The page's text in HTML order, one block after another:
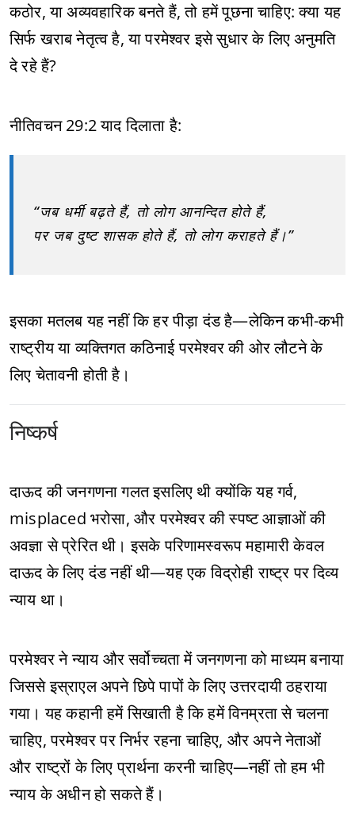
कठोर, या अव्यवहारिक बनते हैं, तो हमें पूछना चाहिए: क्या यह
सिर्फ खराब नेतृत्व है, या परमेश्वर इसे सुधार के लिए अनुमति
दे रहे हैं?
नीतिवचन 29:2 याद दिलाता है:
“जब धर्मी बढ़ते हैं, तो लोग आनन्दित होते हैं,
पर जब दुष्ट शासक होते हैं, तो लोग कराहते हैं।”
इसका मतलब यह नहीं कि हर पीड़ा दंड है—लेकिन कभी-कभी
राष्ट्रीय या व्यक्तिगत कठिनाई परमेश्वर की ओर लौटने के
लिए चेतावनी होती है।
निष्कर्ष
दाऊद की जनगणना गलत इसलिए थी क्योंकि यह गर्व,
misplaced भरोसा, और परमेश्वर की स्पष्ट आज्ञाओं की
अवज्ञा से प्रेरित थी। इसके परिणामस्वरूप महामारी केवल
दाऊद के लिए दंड नहीं थी—यह एक विद्रोही राष्ट्र पर दिव्य
न्याय था।
परमेश्वर ने न्याय और सर्वोच्चता में जनगणना को माध्यम बनाया
जिससे इस्राएल अपने छिपे पापों के लिए उत्तरदायी ठहराया
गया। यह कहानी हमें सिखाती है कि हमें विनम्रता से चलना
चाहिए, परमेश्वर पर निर्भर रहना चाहिए, और अपने नेताओं
और राष्ट्रों के लिए प्रार्थना करनी चाहिए—नहीं तो हम भी
न्याय के अधीन हो सकते हैं।